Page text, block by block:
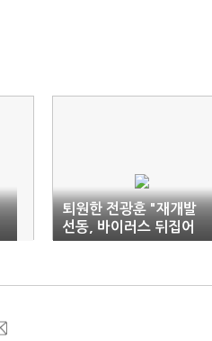
퇴원한 전광훈 "재개발
선동, 바이러스 뒤집어
씌워"…또 정부 탓